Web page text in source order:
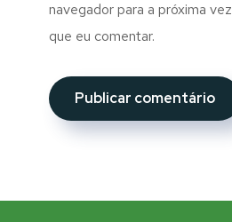
navegador para a próxima vez
que eu comentar.